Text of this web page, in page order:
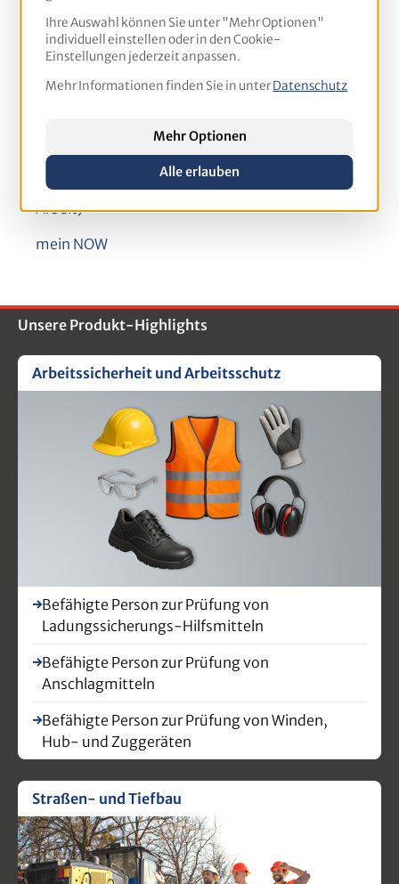
Portale
Fortbildung24
Semigator
WIS IHK
Weiterbildungssuche (Bundesagentur für
Arbeit)
mein NOW
Unsere Produkt-Highlights
Arbeitssicherheit und Arbeitsschutz
Befähigte Person zur Prüfung von
Ladungssicherungs-Hilfsmitteln
Befähigte Person zur Prüfung von
Anschlagmitteln
Befähigte Person zur Prüfung von Winden,
Hub- und Zuggeräten
Straßen- und Tiefbau
Ihre Auswahl können Sie unter "Mehr Optionen"
individuell einstellen oder in den Cookie-
Einstellungen jederzeit anpassen.
Mehr Informationen finden Sie in unterDatenschutz
Mehr Optionen
Alle erlauben